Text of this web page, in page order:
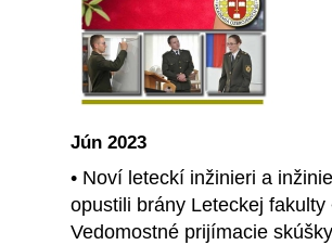
Jún 2023
• Noví leteckí inžinieri a
opustili brány Leteckej fakulty
Vedomostné prijímacie